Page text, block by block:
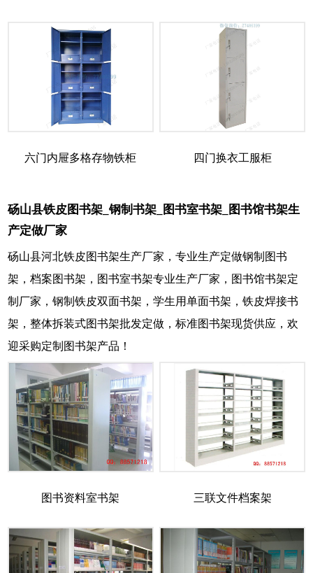
六门内屉多格存物铁柜 四门换衣工服柜
砀山县铁皮图书架_钢制书架_图书室书架_图书馆书架生
产定做厂家
砀山县河北铁皮图书架生产厂家，专业生产定做钢制图书
架，档案图书架，图书室书架专业生产厂家，图书馆书架定
制厂家，钢制铁皮双面书架，学生用单面书架，铁皮焊接书
架，整体拆装式图书架批发定做，标准图书架现货供应，欢
迎采购定制图书架产品！
图书资料室书架 三联文件档案架